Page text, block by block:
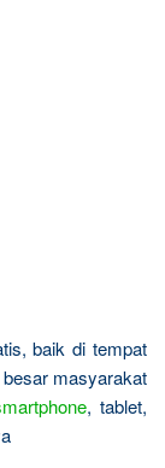
baik di tempat
masyarakat
, tablet,